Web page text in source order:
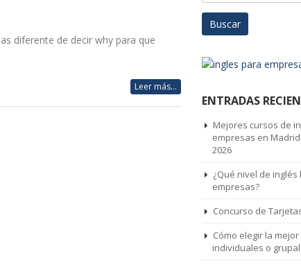
diferente de decir why para que
Leer más...
ENTRADAS
Mejores cursos de
empresas en
2026
¿Qué nivel de inglés
empresas?
Concurso de
Cómo elegir la
individuales o